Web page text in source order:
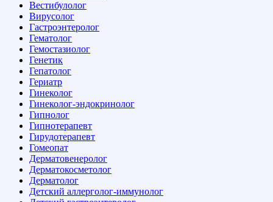
Вестибулолог
Вирусолог
Гастроэнтеролог
Гематолог
Гемостазиолог
Генетик
Гепатолог
Гериатр
Гинеколог
Гинеколог-эндокринолог
Гипнолог
Гипнотерапевт
Гирудотерапевт
Гомеопат
Дерматовенеролог
Дерматокосметолог
Дерматолог
Детский аллерголог-иммунолог